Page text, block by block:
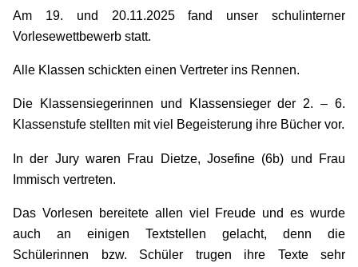
Am 19. und 20.11.2025 fand unser schulinterner
Vorlesewettbewerb statt.
Alle Klassen schickten einen Vertreter ins Rennen.
Die Klassensiegerinnen und Klassensieger der 2. – 6.
Klassenstufe stellten mit viel Begeisterung ihre Bücher vor.
In der Jury waren Frau Dietze, Josefine (6b) und Frau
Immisch vertreten.
Das Vorlesen bereitete allen viel Freude und es wurde
auch an einigen Textstellen gelacht, denn die
Schülerinnen bzw. Schüler trugen ihre Texte sehr